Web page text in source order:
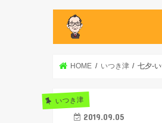
HOME いつき津 七夕-
いつき津
2019.09.05